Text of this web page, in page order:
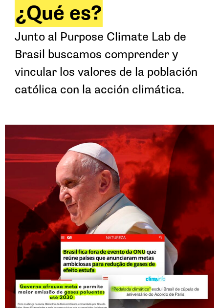
¿Qué es?
Junto al Purpose Climate Lab de
Brasil buscamos comprender y
vincular los valores de la población
católica con la acción climática.